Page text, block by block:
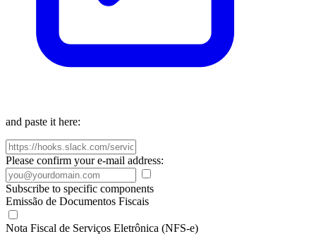
and paste it here:
Please confirm your e-mail address:
Subscribe to specific components
Emissão de Documentos Fiscais
Nota Fiscal de Serviços Eletrônica (NFS-e)